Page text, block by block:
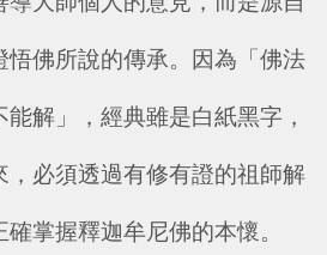
悟佛所說的傳承。因為「佛法
解」，經典雖是白紙黑字，
，必須透過有修有證的祖師解
掌握釋迦牟尼佛的本懷。